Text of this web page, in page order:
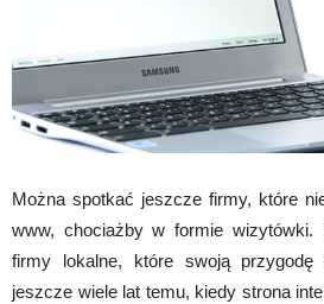
Można spotkać jeszcze firmy, które
www, chociażby w formie wizytówki.
firmy lokalne, które swoją przygodę
jeszcze wiele lat temu, kiedy strona